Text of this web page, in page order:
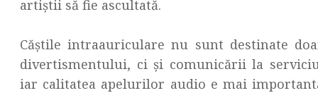
artiștii să fie ascultată.
Căștile intraauriculare nu sunt destinate
divertismentului, ci și comunicării la
iar calitatea apelurilor audio e mai